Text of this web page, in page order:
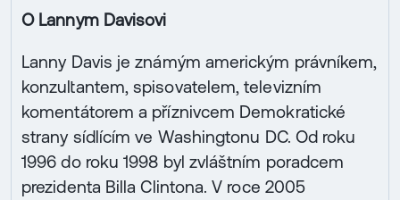
O Lannym Davisovi
Lanny Davis je známým americkým právníkem,
konzultantem, spisovatelem, televizním
komentátorem a příznivcem Demokratické
strany sídlícím ve Washingtonu DC. Od roku
1996 do roku 1998 byl zvláštním poradcem
prezidenta Billa Clintona. V roce 2005